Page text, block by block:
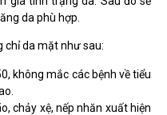
da phù hợp.
chỉ da mặt như sau:
không mắc các bệnh về tiểu
chảy xệ, nếp nhăn xuất hiện